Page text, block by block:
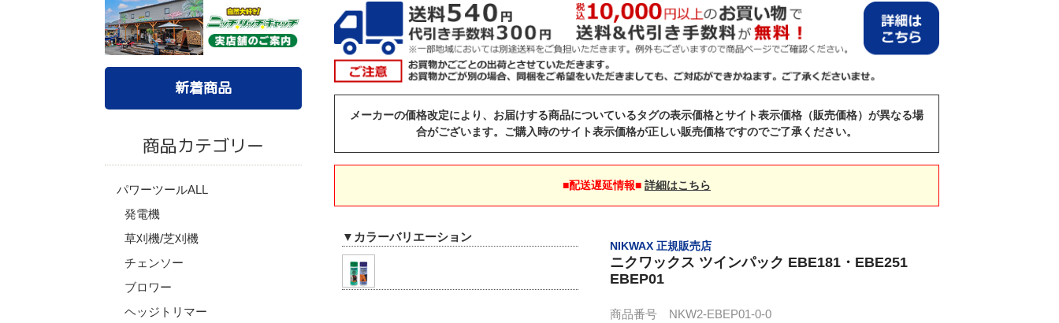
新着商品
商品カテゴリー
パワーツールALL
発電機
草刈機/芝刈機
チェンソー
ブロワー
ヘッジトリマー
メーカーの価格改定により、お届けする商品についているタグの表示価格とサイト表示価格（販売価格）が異なる場
合がございます。ご購入時のサイト表示価格が正しい販売価格ですのでご了承ください。
■配送遅延情報■ 詳細はこちら
NIKWAX 正規販売店
ニクワックス ツインパック EBE181・EBE251
EBEP01
商品番号 NKW2-EBEP01-0-0
▼カラーバリエーション